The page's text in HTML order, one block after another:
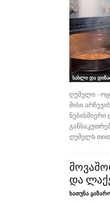
სახლი და
ღუმელი -
მისი
ნებისმიერი
ღუმელს
და
ხათუნა